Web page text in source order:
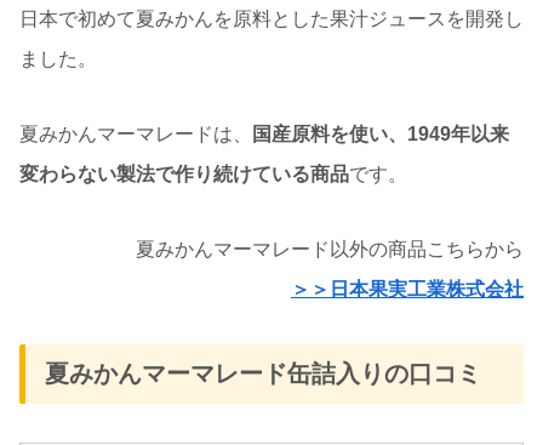
日本で初めて夏みかんを原料とした果汁ジュースを開発し
ました。
夏みかんマーマレードは、
国産原料を使い、1949年以来
変わらない製法で作り続けている商品です。
夏みかんマーマレード以外の商品こちらから
＞＞日本果実工業株式会社
夏みかんマーマレード缶詰入りの口コミ